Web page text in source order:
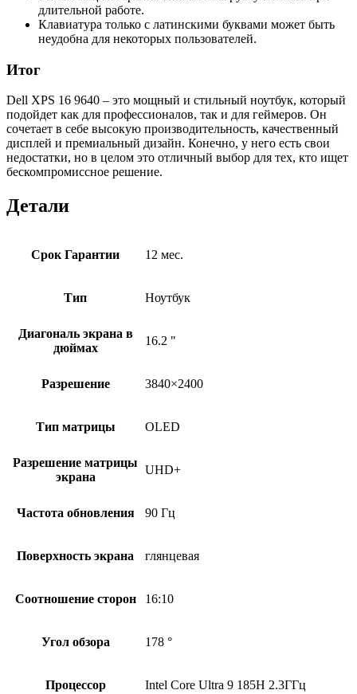
длительной работе.
Клавиатура только с латинскими буквами может быть
неудобна для некоторых пользователей.
Итог
Dell XPS 16 9640 – это мощный и стильный ноутбук, который
подойдет как для профессионалов, так и для геймеров. Он
сочетает в себе высокую производительность, качественный
дисплей и премиальный дизайн. Конечно, у него есть свои
недостатки, но в целом это отличный выбор для тех, кто ищет
бескомпромиссное решение.
Детали
Срок Гарантии 12 мес.
Тип Ноутбук
Диагональ экрана в
дюймах
16.2 "
Разрешение 3840×2400
Тип матрицы OLED
Разрешение матрицы
экрана
UHD+
Частота обновления 90 Гц
Поверхность экрана глянцевая
Соотношение сторон 16:10
Угол обзора 178 °
Процессор Intel Core Ultra 9 185H 2.3ГГц